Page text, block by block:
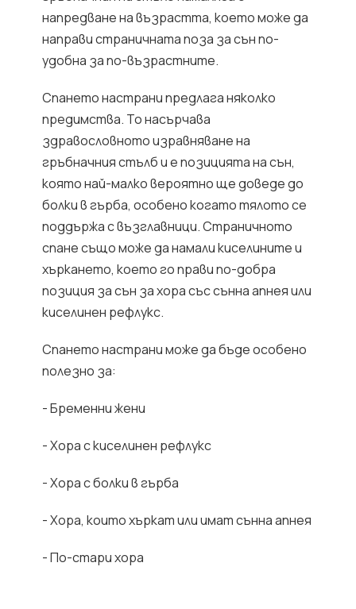
напредване на възрастта, което може да
направи страничната поза за сън по-
удобна за по-възрастните.
Спането настрани предлага няколко
предимства. То насърчава
здравословното изравняване на
гръбначния стълб и е позицията на сън,
която най-малко вероятно ще доведе до
болки в гърба, особено когато тялото се
поддържа с възглавници. Страничното
спане също може да намали киселините и
хъркането, което го прави по-добра
позиция за сън за хора със сънна апнея или
киселинен рефлукс.
Спането настрани може да бъде особено
полезно за:
- Бременни жени
- Хора с киселинен рефлукс
- Хора с болки в гърба
- Хора, които хъркат или имат сънна апнея
- По-стари хора